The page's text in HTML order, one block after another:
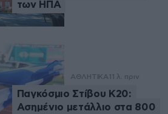
των ΗΠΑ
ΑΘΛΗΤΙΚΑ 11 λ. πριν
Παγκόσμιο Στίβου Κ20:
Ασημένιο μετάλλιο στα 800